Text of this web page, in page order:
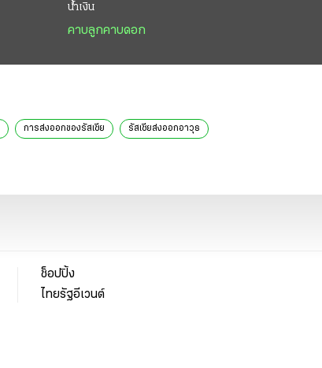
น้ำเงิน
คาบลูกคาบดอก
การส่งออกของรัสเซีย รัสเซียส่งออกอาวุธ
ช็อปปิ้ง
ไทยรัฐอีเวนต์